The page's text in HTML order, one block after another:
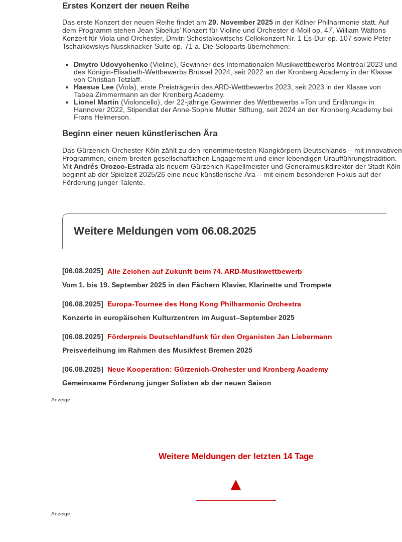
Erstes Konzert der neuen Reihe
Das erste Konzert der neuen Reihe findet am 29. November 2025in der Kölner Philharmonie statt. Auf
dem Programm stehen Jean Sibelius’ Konzert für Violine und Orchester d-Moll op. 47, William Waltons
Konzert für Viola und Orchester, Dmitri Schostakowitschs Cellokonzert Nr. 1 Es-Dur op. 107 sowie Peter
Tschaikowskys Nussknacker-Suite op. 71 a. Die Soloparts übernehmen:
Dmytro Udovychenko (Violine), Gewinner des Internationalen Musikwettbewerbs Montréal 2023 und
des Königin-Elisabeth-Wettbewerbs Brüssel 2024, seit 2022 an der Kronberg Academy in der Klasse
von Christian Tetzlaff.
Haesue Lee (Viola), erste Preisträgerin des ARD-Wettbewerbs 2023, seit 2023 in der Klasse von
Tabea Zimmermann an der Kronberg Academy.
Lionel Martin (Violoncello), der 22-jährige Gewinner des Wettbewerbs »Ton und Erklärung« in
Hannover 2022, Stipendiat der Anne-Sophie Mutter Stiftung, seit 2024 an der Kronberg Academy bei
Frans Helmerson.
Beginn einer neuen künstlerischen Ära
Das Gürzenich-Orchester Köln zählt zu den renommiertesten Klangkörpern Deutschlands – mit innovativen
Programmen, einem breiten gesellschaftlichen Engagement und einer lebendigen Uraufführungstradition.
Mit Andrés Orozco-Estradaals neuem Gürzenich-Kapellmeister und Generalmusikdirektor der Stadt Köln
beginnt ab der Spielzeit 2025/26 eine neue künstlerische Ära – mit einem besonderen Fokus auf der
Förderung junger Talente.
Weitere Meldungen vom 06.08.2025
[06.08.2025]
Alle Zeichen auf Zukunft beim 74. ARD-Musikwettbewerb
Vom 1. bis 19. September 2025 in den Fächern Klavier, Klarinette und Trompete
[06.08.2025]
Europa-Tournee des Hong Kong Philharmonic Orchestra
Konzerte in europäischen Kulturzentren im August–September 2025
[06.08.2025]
Förderpreis Deutschlandfunk für den Organisten Jan Liebermann
Preisverleihung im Rahmen des Musikfest Bremen 2025
[06.08.2025]
Neue Kooperation: Gürzenich-Orchester und Kronberg Academy
Gemeinsame Förderung junger Solisten ab der neuen Saison
Anzeige
Weitere Meldungen der letzten 14 Tage
▲
Anzeige